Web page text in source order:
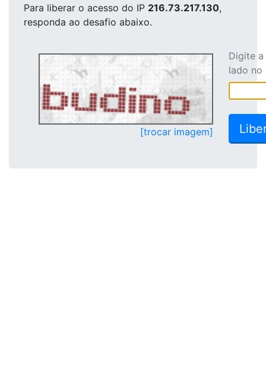
Para liberar o acesso do IP 216.73.217.130,
responda ao desafio abaixo.
[trocar imagem]
Digite
lado no